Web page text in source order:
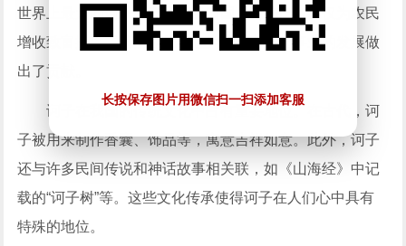
长按保存图片用微信扫一扫添加客服
世界上最大的诃子生产国和出口国。诃子产业不仅为农民
增收致富提供了新的途径，也为我国中医药事业的发展做
出了贡献。
诃子在我国的传统文化中占有重要地位。在古代，诃
子被用来制作香囊、饰品等，寓意吉祥如意。此外，诃子
还与许多民间传说和神话故事相关联，如《山海经》中记
载的“诃子树”等。这些文化传承使得诃子在人们心中具有
特殊的地位。